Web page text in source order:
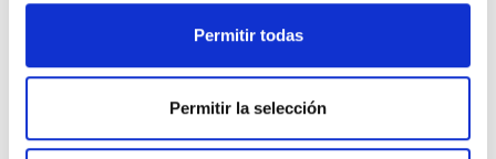
Permitir todas
Permitir la selección